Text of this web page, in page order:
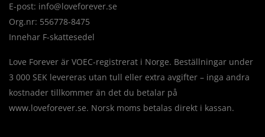
E-post: info@loveforever.se
Org.nr: 556778-8475
Innehar F-skattesedel
Love Forever är VOEC-registrerat i Norge. Beställningar under
3 000 SEK levereras utan tull eller extra avgifter – inga andra
kostnader tillkommer än det du betalar på
www.loveforever.se. Norsk moms betalas direkt i kassan.